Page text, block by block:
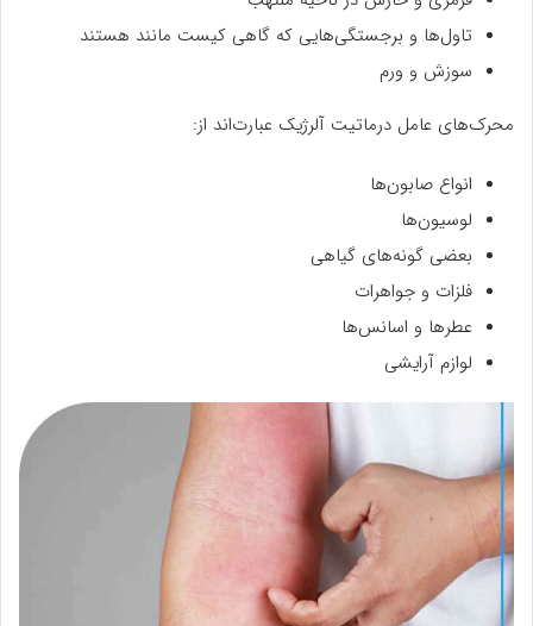
تاول‌ها و برجستگی‌هایی که گاهی کیست مانند هستند
سوزش و ورم
محرک‌های عامل درماتیت آلرژیک عبارت‌اند از:
انواع صابون‌ها
لوسیون‌ها
بعضی گونه‌های گیاهی
فلزات و جواهرات
عطرها و اسانس‌ها
لوازم آرایشی